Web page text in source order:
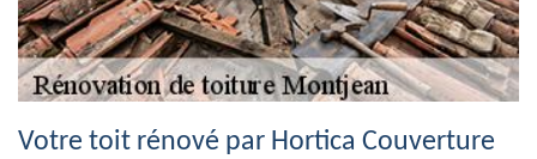
Votre toit rénové par Hortica Couverture